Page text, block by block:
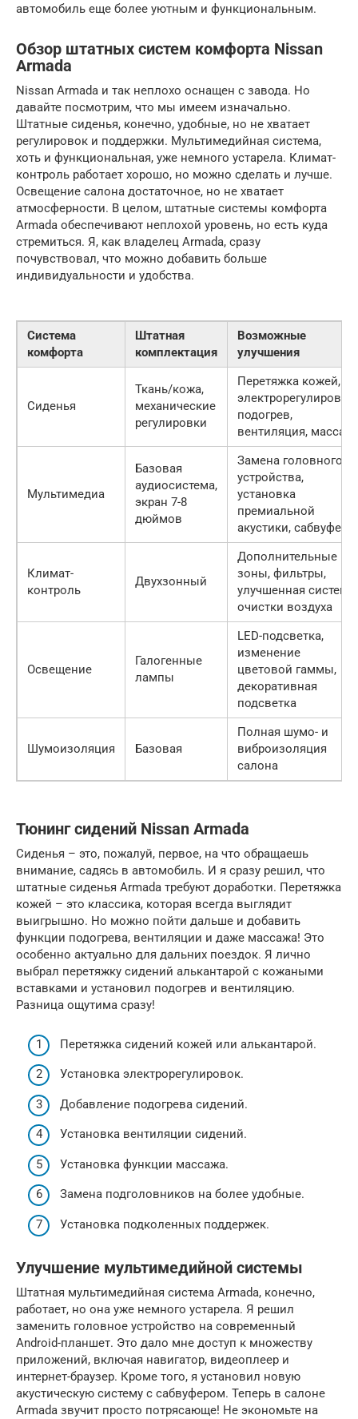
автомобиль еще более уютным и функциональным.
Обзор штатных систем комфорта Nissan
Armada
Nissan Armada и так неплохо оснащен с завода. Но
давайте посмотрим, что мы имеем изначально.
Штатные сиденья, конечно, удобные, но не хватает
регулировок и поддержки. Мультимедийная система,
хоть и функциональная, уже немного устарела. Климат-
контроль работает хорошо, но можно сделать и лучше.
Освещение салона достаточное, но не хватает
атмосферности. В целом, штатные системы комфорта
Armada обеспечивают неплохой уровень, но есть куда
стремиться. Я, как владелец Armada, сразу
почувствовал, что можно добавить больше
индивидуальности и удобства.
Система
комфорта
Штатная
комплектация
Возможные
улучшения
Сиденья
Ткань/кожа,
механические
регулировки
Перетяжка кожей,
электрорегулировки,
подогрев,
вентиляция, массаж
Мультимедиа
Базовая
аудиосистема,
экран 7-8
дюймов
Замена головного
устройства,
установка
премиальной
акустики, сабвуфер
Климат-
контроль
Двухзонный
Дополнительные
зоны, фильтры,
улучшенная система
очистки воздуха
Освещение
Галогенные
лампы
LED-подсветка,
изменение
цветовой гаммы,
декоративная
подсветка
Шумоизоляция Базовая
Полная шумо- и
виброизоляция
салона
Тюнинг сидений Nissan Armada
Сиденья – это, пожалуй, первое, на что обращаешь
внимание, садясь в автомобиль. И я сразу решил, что
штатные сиденья Armada требуют доработки. Перетяжка
кожей – это классика, которая всегда выглядит
выигрышно. Но можно пойти дальше и добавить
функции подогрева, вентиляции и даже массажа! Это
особенно актуально для дальних поездок. Я лично
выбрал перетяжку сидений алькантарой с кожаными
вставками и установил подогрев и вентиляцию.
Разница ощутима сразу!
Перетяжка сидений кожей или алькантарой.
Установка электрорегулировок.
Добавление подогрева сидений.
Установка вентиляции сидений.
Установка функции массажа.
Замена подголовников на более удобные.
Установка подколенных поддержек.
Улучшение мультимедийной системы
Штатная мультимедийная система Armada, конечно,
работает, но она уже немного устарела. Я решил
заменить головное устройство на современный
Android-планшет. Это дало мне доступ к множеству
приложений, включая навигатор, видеоплеер и
интернет-браузер. Кроме того, я установил новую
акустическую систему с сабвуфером. Теперь в салоне
Armada звучит просто потрясающе! Не экономьте на